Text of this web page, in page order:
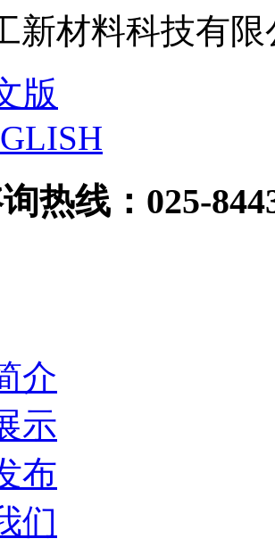
新材料科技有限
版
热线：025-
介
示
布
们